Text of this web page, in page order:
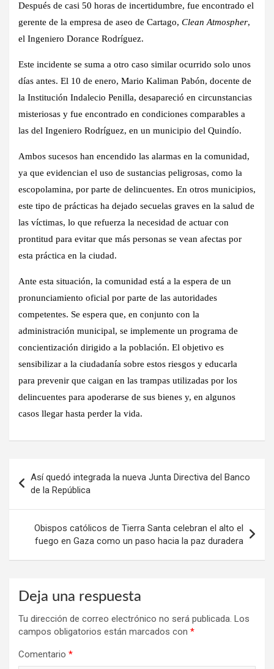
Después de casi 50 horas de incertidumbre, fue encontrado el
gerente de la empresa de aseo de Cartago, Clean Atmospher,
el Ingeniero Dorance Rodríguez.
Este incidente se suma a otro caso similar ocurrido solo unos
días antes. El 10 de enero, Mario Kaliman Pabón, docente de
la Institución Indalecio Penilla, desapareció en circunstancias
misteriosas y fue encontrado en condiciones comparables a
las del Ingeniero Rodríguez, en un municipio del Quindío.
Ambos sucesos han encendido las alarmas en la comunidad,
ya que evidencian el uso de sustancias peligrosas, como la
escopolamina, por parte de delincuentes. En otros municipios,
este tipo de prácticas ha dejado secuelas graves en la salud de
las víctimas, lo que refuerza la necesidad de actuar con
prontitud para evitar que más personas se vean afectas por
esta práctica en la ciudad.
Ante esta situación, la comunidad está a la espera de un
pronunciamiento oficial por parte de las autoridades
competentes. Se espera que, en conjunto con la
administración municipal, se implemente un programa de
concientización dirigido a la población. El objetivo es
sensibilizar a la ciudadanía sobre estos riesgos y educarla
para prevenir que caigan en las trampas utilizadas por los
delincuentes para apoderarse de sus bienes y, en algunos
casos llegar hasta perder la vida.
de
entradas
Así quedó integrada la nueva Junta Directiva del Banco
de la República
Obispos católicos de Tierra Santa celebran el alto el
fuego en Gaza como un paso hacia la paz duradera
Deja una respuesta
Tu dirección de correo electrónico no será publicada. Los
campos obligatorios están marcados con *
Comentario *